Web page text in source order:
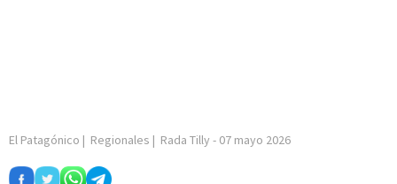
El Patagónico | Regionales | Rada Tilly - 07 mayo 2026